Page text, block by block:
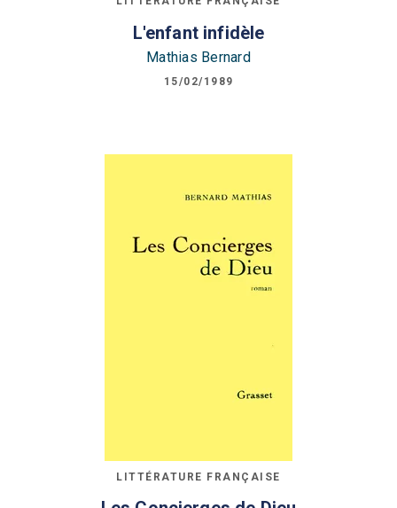
L'enfant infidèle
Mathias Bernard
15/02/1989
LITTÉRATURE FRANÇAISE